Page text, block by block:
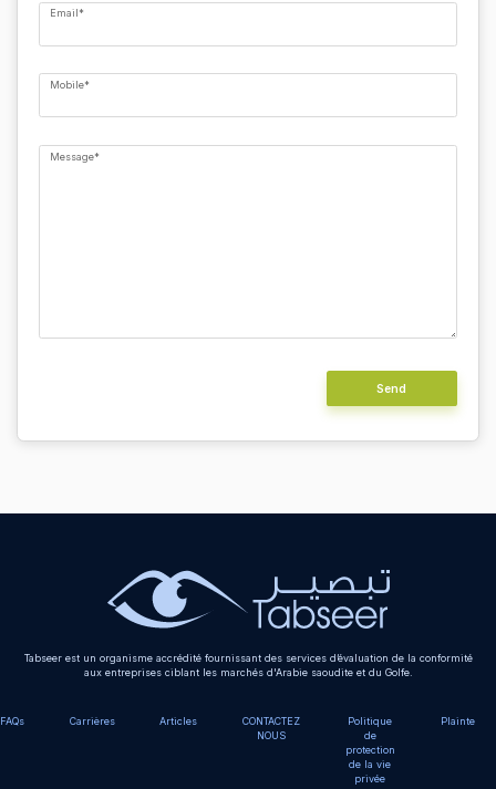
Email*
Mobile*
Message*
Tabseer est un organisme accrédité fournissant des services d’évaluation de la conformité
aux entreprises ciblant les marchés d'Arabie saoudite et du Golfe.
FAQs Carrières Articles
CONTACTEZ
NOUS
Politique
de
protection
de la vie
privée
Plainte